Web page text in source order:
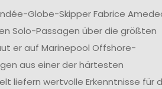
Globe-Skipper Fabrice
Solo-Passagen über die größten
er auf Marinepool Offshore-
aus einer der härtesten
liefern wertvolle Erkenntnisse für